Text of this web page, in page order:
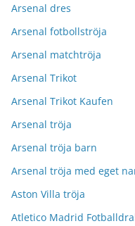
Arsenal dres
Arsenal fotbollströja
Arsenal matchtröja
Arsenal Trikot
Arsenal Trikot Kaufen
Arsenal tröja
Arsenal tröja barn
Arsenal tröja med eget
Aston Villa tröja
Atletico Madrid